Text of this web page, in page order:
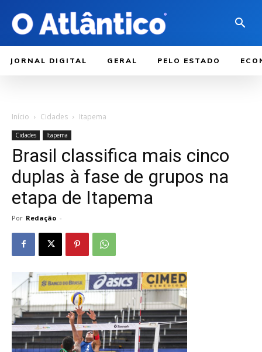
JORNAL DIGITAL GERAL PELO ESTADO
Início Cidades Itapema
Cidades Itapema
Brasil classifica mais cinco
duplas à fase de grupos na
etapa de Itapema
Por Redação -